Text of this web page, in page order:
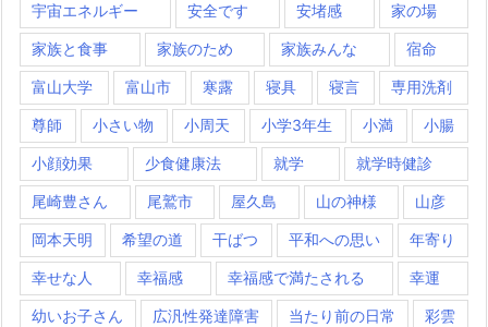
宇宙エネルギー 安全です 安堵感 家の場
家族と食事 家族のため 家族みんな 宿命
富山大学 富山市 寒露 寝具 寝言 専用洗剤
尊師 小さい物 小周天 小学3年生 小満 小腸
小顔効果 少食健康法 就学 就学時健診
尾崎豊さん 尾鷲市 屋久島 山の神様 山彦
岡本天明 希望の道 干ばつ 平和への思い 年寄り
幸せな人 幸福感 幸福感で満たされる 幸運
幼いお子さん 広汎性発達障害 当たり前の日常 彩雲